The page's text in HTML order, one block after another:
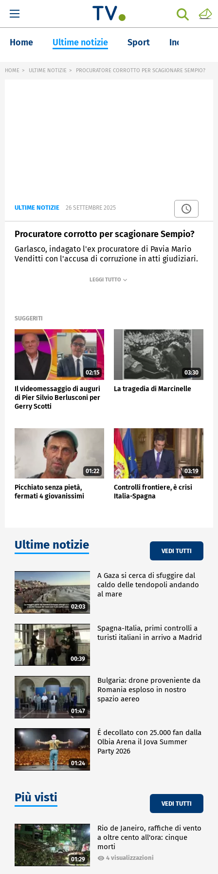
Home Ultime notizie Sport Inchieste
HOME ULTIME NOTIZIE PROCURATORE CORROTTO PER SCAGIONARE SEMPIO?
ULTIME NOTIZIE 26 SETTEMBRE 2025
Procuratore corrotto per scagionare Sempio?
Garlasco, indagato l'ex procuratore di Pavia Mario
Venditti con l'accusa di corruzione in atti giudiziari.
SUGGERITI
02:15
Il videomessaggio di auguri
di Pier Silvio Berlusconi per
Gerry Scotti
03:30
La tragedia di Marcinelle
01:22
Picchiato senza pietà,
fermati 4 giovanissimi
03:19
Controlli frontiere, è crisi
Italia-Spagna
Ultime notizie VEDI TUTTI
02:03
A Gaza si cerca di sfuggire dal
caldo delle tendopoli andando
al mare
00:39
Spagna-Italia, primi controlli a
turisti italiani in arrivo a Madrid
01:47
Bulgaria: drone proveniente da
Romania esploso in nostro
spazio aereo
01:24
É decollato con 25.000 fan dalla
Olbia Arena il Jova Summer
Party 2026
Più visti VEDI TUTTI
01:29
Rio de Janeiro, raffiche di vento
a oltre cento all'ora: cinque
morti
4 visualizzazioni